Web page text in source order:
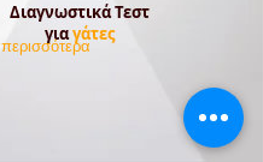
Διαγνωστικά Τεστ
γιαγάτες
περισσότερα